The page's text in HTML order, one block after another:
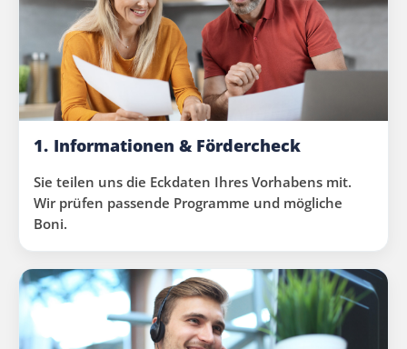
1. Informationen & Fördercheck
Sie teilen uns die Eckdaten Ihres Vorhabens mit.
Wir prüfen passende Programme und mögliche
Boni.